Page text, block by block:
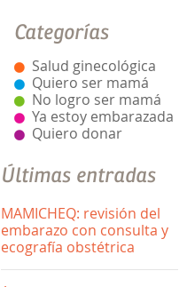
Categorías
Salud ginecológica
Quiero ser mamá
No logro ser mamá
Ya estoy embarazada
Quiero donar
Últimas entradas
MAMICHEQ: revisión del
embarazo con consulta y
ecografía obstétrica